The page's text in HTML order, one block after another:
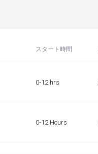
スタート時間
0-12 hrs
0-12 Hours